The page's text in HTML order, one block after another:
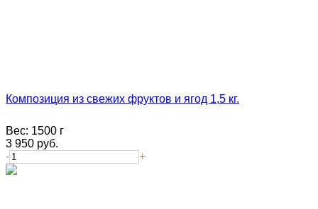
Композиция из свежих фруктов и ягод 1,5 кг.
Вес: 1500 г
3 950 руб.
-
+